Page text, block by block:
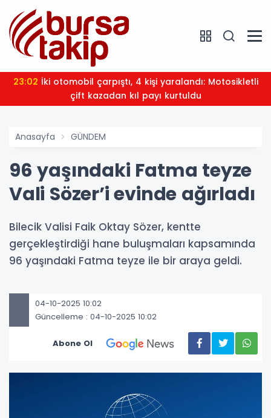
23:02
çift kazadan kıl payı kurtuldu
Anasayfa GÜNDEM
96 yaşındaki Fatma teyze
Vali Sözer’i evinde ağırladı
Bilecik Valisi Faik Oktay Sözer, kentte
gerçekleştirdiği hane buluşmaları kapsamında
96 yaşındaki Fatma teyze ile bir araya geldi.
04-10-2025 10:02
Güncelleme : 04-10-2025 10:02
Abone Ol